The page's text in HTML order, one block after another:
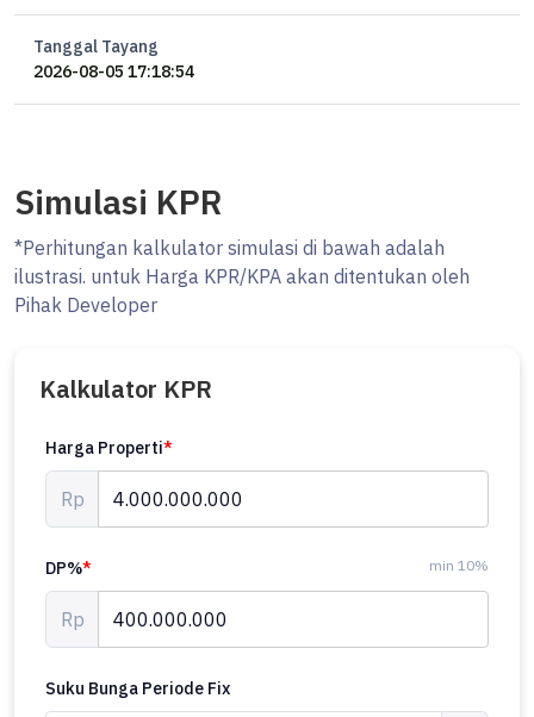
Tanggal Tayang
2026-08-05 17:18:54
Simulasi KPR
*Perhitungan kalkulator simulasi di bawah adalah
ilustrasi. untuk Harga KPR/KPA akan ditentukan oleh
Pihak Developer
Kalkulator KPR
Harga Properti*
Rp
DP%* min 10%
Rp
Suku Bunga Periode Fix